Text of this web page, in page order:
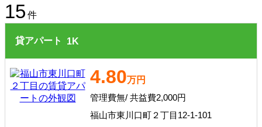
15 件
貸アパート 1K
4.80万円
管理費無/ 共益費2,000円
福山市東川口町２丁目12-1-101